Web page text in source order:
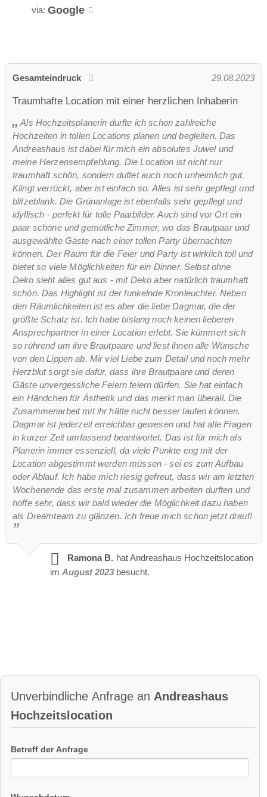
via: Google
Gesamteindruck 29.08.2023
Traumhafte Location mit einer herzlichen Inhaberin
Als Hochzeitsplanerin durfte ich schon zahlreiche
Hochzeiten in tollen Locations planen und begleiten. Das
Andreashaus ist dabei für mich ein absolutes Juwel und
meine Herzensempfehlung. Die Location ist nicht nur
traumhaft schön, sondern duftet auch noch unheimlich gut.
Klingt verrückt, aber ist einfach so. Alles ist sehr gepflegt und
blitzeblank. Die Grünanlage ist ebenfalls sehr gepflegt und
idyllisch - perfekt für tolle Paarbilder. Auch sind vor Ort ein
paar schöne und gemütliche Zimmer, wo das Brautpaar und
ausgewählte Gäste nach einer tollen Party übernachten
können. Der Raum für die Feier und Party ist wirklich toll und
bietet so viele Möglichkeiten für ein Dinner. Selbst ohne
Deko sieht alles gut aus - mit Deko aber natürlich traumhaft
schön. Das Highlight ist der funkelnde Kronleuchter. Neben
den Räumlichkeiten ist es aber die liebe Dagmar, die der
größte Schatz ist. Ich habe bislang noch keinen lieberen
Ansprechpartner in einer Location erlebt. Sie kümmert sich
so rührend um ihre Brautpaare und liest ihnen alle Wünsche
von den Lippen ab. Mir viel Liebe zum Detail und noch mehr
Herzblut sorgt sie dafür, dass ihre Brautpaare und deren
Gäste unvergessliche Feiern feiern dürfen. Sie hat einfach
ein Händchen für Ästhetik und das merkt man überall. Die
Zusammenarbeit mit ihr hätte nicht besser laufen können.
Dagmar ist jederzeit erreichbar gewesen und hat alle Fragen
in kurzer Zeit umfassend beantwortet. Das ist für mich als
Planerin immer essenziell, da viele Punkte eng mit der
Location abgestimmt werden müssen - sei es zum Aufbau
oder Ablauf. Ich habe mich riesig gefreut, dass wir am letzten
Wochenende das erste mal zusammen arbeiten durften und
hoffe sehr, dass wir bald wieder die Möglichkeit dazu haben
als Dreamteam zu glänzen. Ich freue mich schon jetzt drauf!
Ramona B. hat Andreashaus Hochzeitslocation
im August 2023 besucht.
Unverbindliche Anfrage an Andreashaus
Hochzeitslocation
Betreff der Anfrage